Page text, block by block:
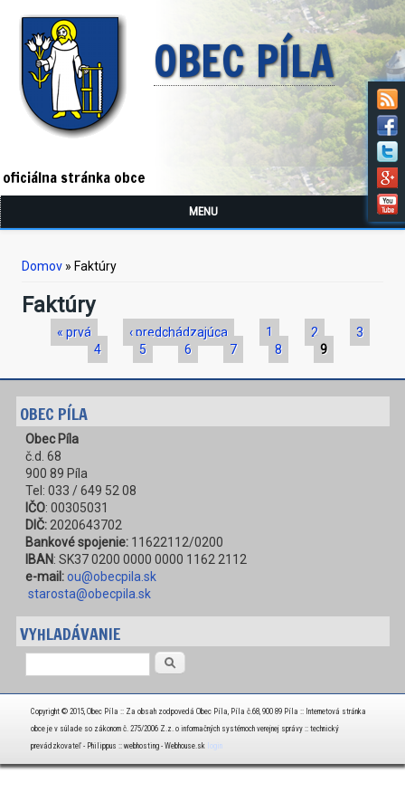
OBEC PÍLA
oficiálna stránka obce
MENU
Nachádzate sa tu
Domov » Faktúry
Faktúry
Stránky
« prvá ‹ predchádzajúca 1 2
3
4
5 6 7 8 9
OBEC PÍLA
Obec Píla
č.d. 68
900 89 Píla
Tel: 033 / 649 52 08
IČO: 00305031
DIČ:2020643702
Bankové spojenie:11622112/0200
IBAN: SK37 0200 0000 0000 1162 2112
e-mail:ou@obecpila.sk
starosta@obecpila.sk
VYHLADÁVANIE
Copyright © 2015, Obec Píla :: Za obsah zodpovedá Obec Píla, Píla č.68, 900 89 Píla :: Internetová stránka
obce je v súlade so zákonom č. 275/2006 Z.z. o informačných systémoch verejnej správy :: technický
prevádzkovateľ - Philippus :: webhosting - Webhouse.sk login